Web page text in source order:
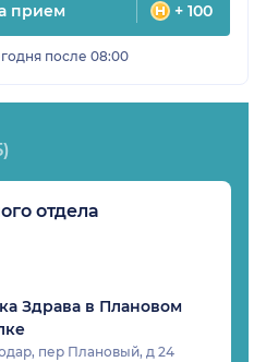
прием + 100
после 08:00
отдела
Здрава в Плановом
пер Плановый, д 24